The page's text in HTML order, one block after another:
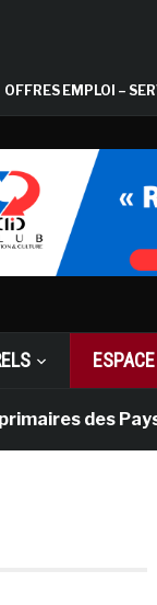
OFFRES EMPLOI –
des Pays-bas